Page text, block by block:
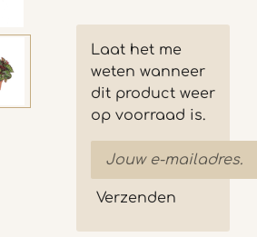
Laat het me
weten wanneer
dit product weer
op voorraad is.
Verzenden